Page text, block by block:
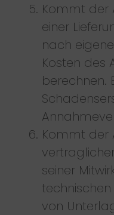
Kommt der
einer
nach
Kosten des
berechnen.
Kommt der
seiner
von